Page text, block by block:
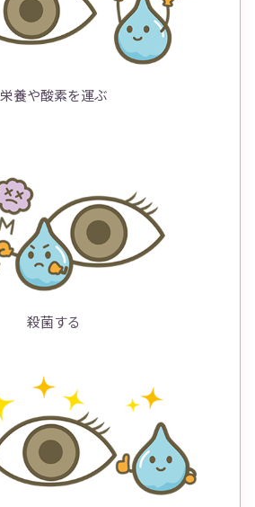
栄養や酸素を運ぶ
殺菌する